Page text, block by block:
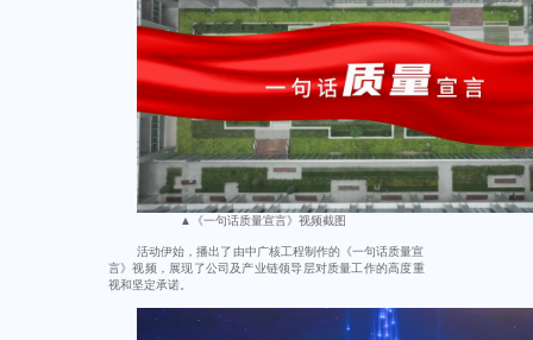
▲《一句话质量宣言》视频截图
活动伊始，播出了由中广核工程制作的《一句话质量宣
言》视频，展现了公司及产业链领导层对质量工作的高度重
视和坚定承诺。